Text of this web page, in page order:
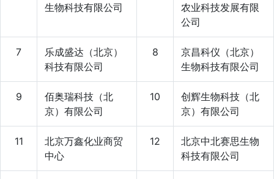
生物科技有限公司
农业科技发展有限
公司
7
乐成盛达（北京）
科技有限公司
8
京昌科仪（北京）
生物科技有限公司
9
佰奥瑞科技（北
京）有限公司
10
创辉生物科技（北
京）有限公司
11
北京万鑫化业商贸
中心
12
北京中北赛思生物
科技有限公司